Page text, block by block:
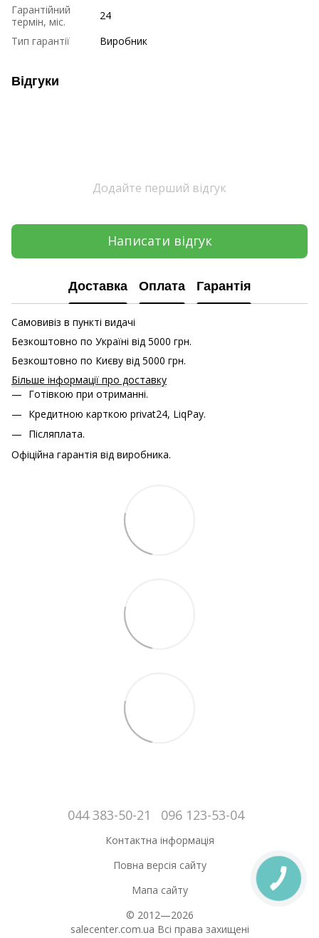
Гарантійний
термін, міс.
24
Тип гарантії
Виробник
Відгуки
Додайте перший відгук
Написати відгук
Доставка Оплата Гарантія
Самовивіз в пункті видачі
Безкоштовно по Україні від 5000 грн.
Безкоштовно по Києву від 5000 грн.
Більше інформації про доставку
Готівкою при отриманні.
Кредитною карткою privat24, LiqPay.
Післяплата.
Офіційна гарантія від виробника.
044 383-50-21 096 123-53-04
Контактна інформація
Повна версія сайту
Мапа сайту
© 2012—2026
salecenter.com.ua Всі права захищені